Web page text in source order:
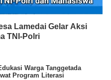
Lamedai Gelar Aksi
TNI-Polri
Warga Tanggetada
Program Literasi